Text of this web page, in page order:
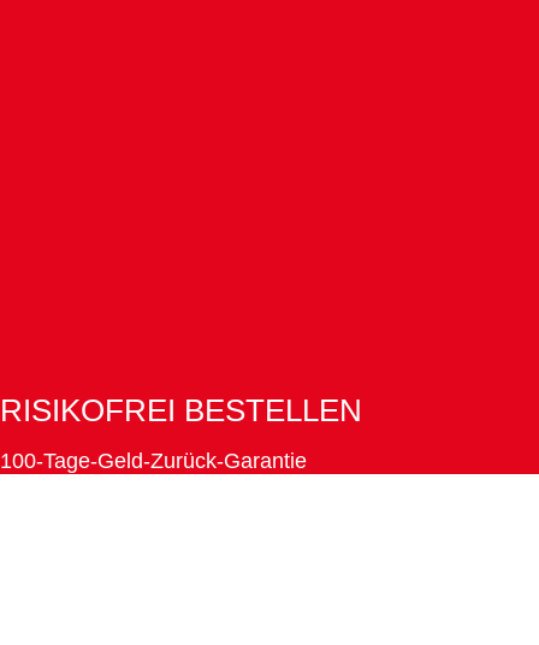
RISIKOFREI BESTELLEN
100-Tage-Geld-Zurück-Garantie